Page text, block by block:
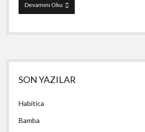
Devamını OkuKelime
Kazanı
Yan
Menü
SON YAZILAR
Habitica
Bamba